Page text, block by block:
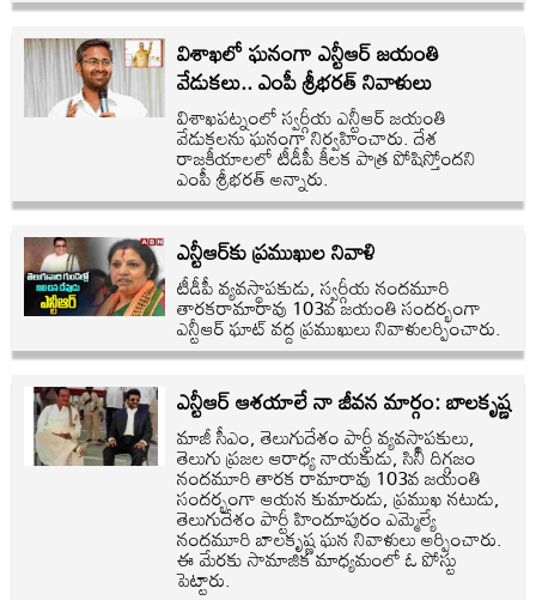
విశాఖలో ఘనంగా ఎన్టీఆర్ జయంతి
వేడుకలు.. ఎంపీ శ్రీభరత్ నివాళులు
విశాఖపట్నంలో స్వర్గీయ ఎన్టీఆర్ జయంతి
వేడుకలను ఘనంగా నిర్వహించారు. దేశ
రాజకీయాలలో టీడీపీ కీలక పాత్ర పోషిస్తోందని
ఎంపీ శ్రీభరత్ అన్నారు.
ఎన్టీఆర్‌కు ప్రముఖుల నివాళి
టీడీపీ వ్యవస్థాపకుడు, స్వర్గీయ నందమూరి
తారకరామారావు 103వ జయంతి సందర్భంగా
ఎన్టీఆర్ ఘాట్ వద్ద ప్రముఖులు నివాళులర్పించారు.
ఎన్టీఆర్ ఆశయాలే నా జీవన మార్గం: బాలకృష్ణ
మాజీ సీఎం, తెలుగుదేశం పార్టీ వ్యవస్థాపకులు,
తెలుగు ప్రజల ఆరాధ్య నాయకుడు, సినీ దిగ్గజం
నందమూరి తారక రామారావు 103వ జయంతి
సందర్భంగా ఆయన కుమారుడు, ప్రముఖ నటుడు,
తెలుగుదేశం పార్టీ హిందూపురం ఎమ్మెల్యే
నందమూరి బాలకృష్ణ ఘన నివాళులు అర్పించారు.
ఈ మేరకు సామాజిక మాధ్యమంలో ఓ పోస్టు
పెట్టారు.